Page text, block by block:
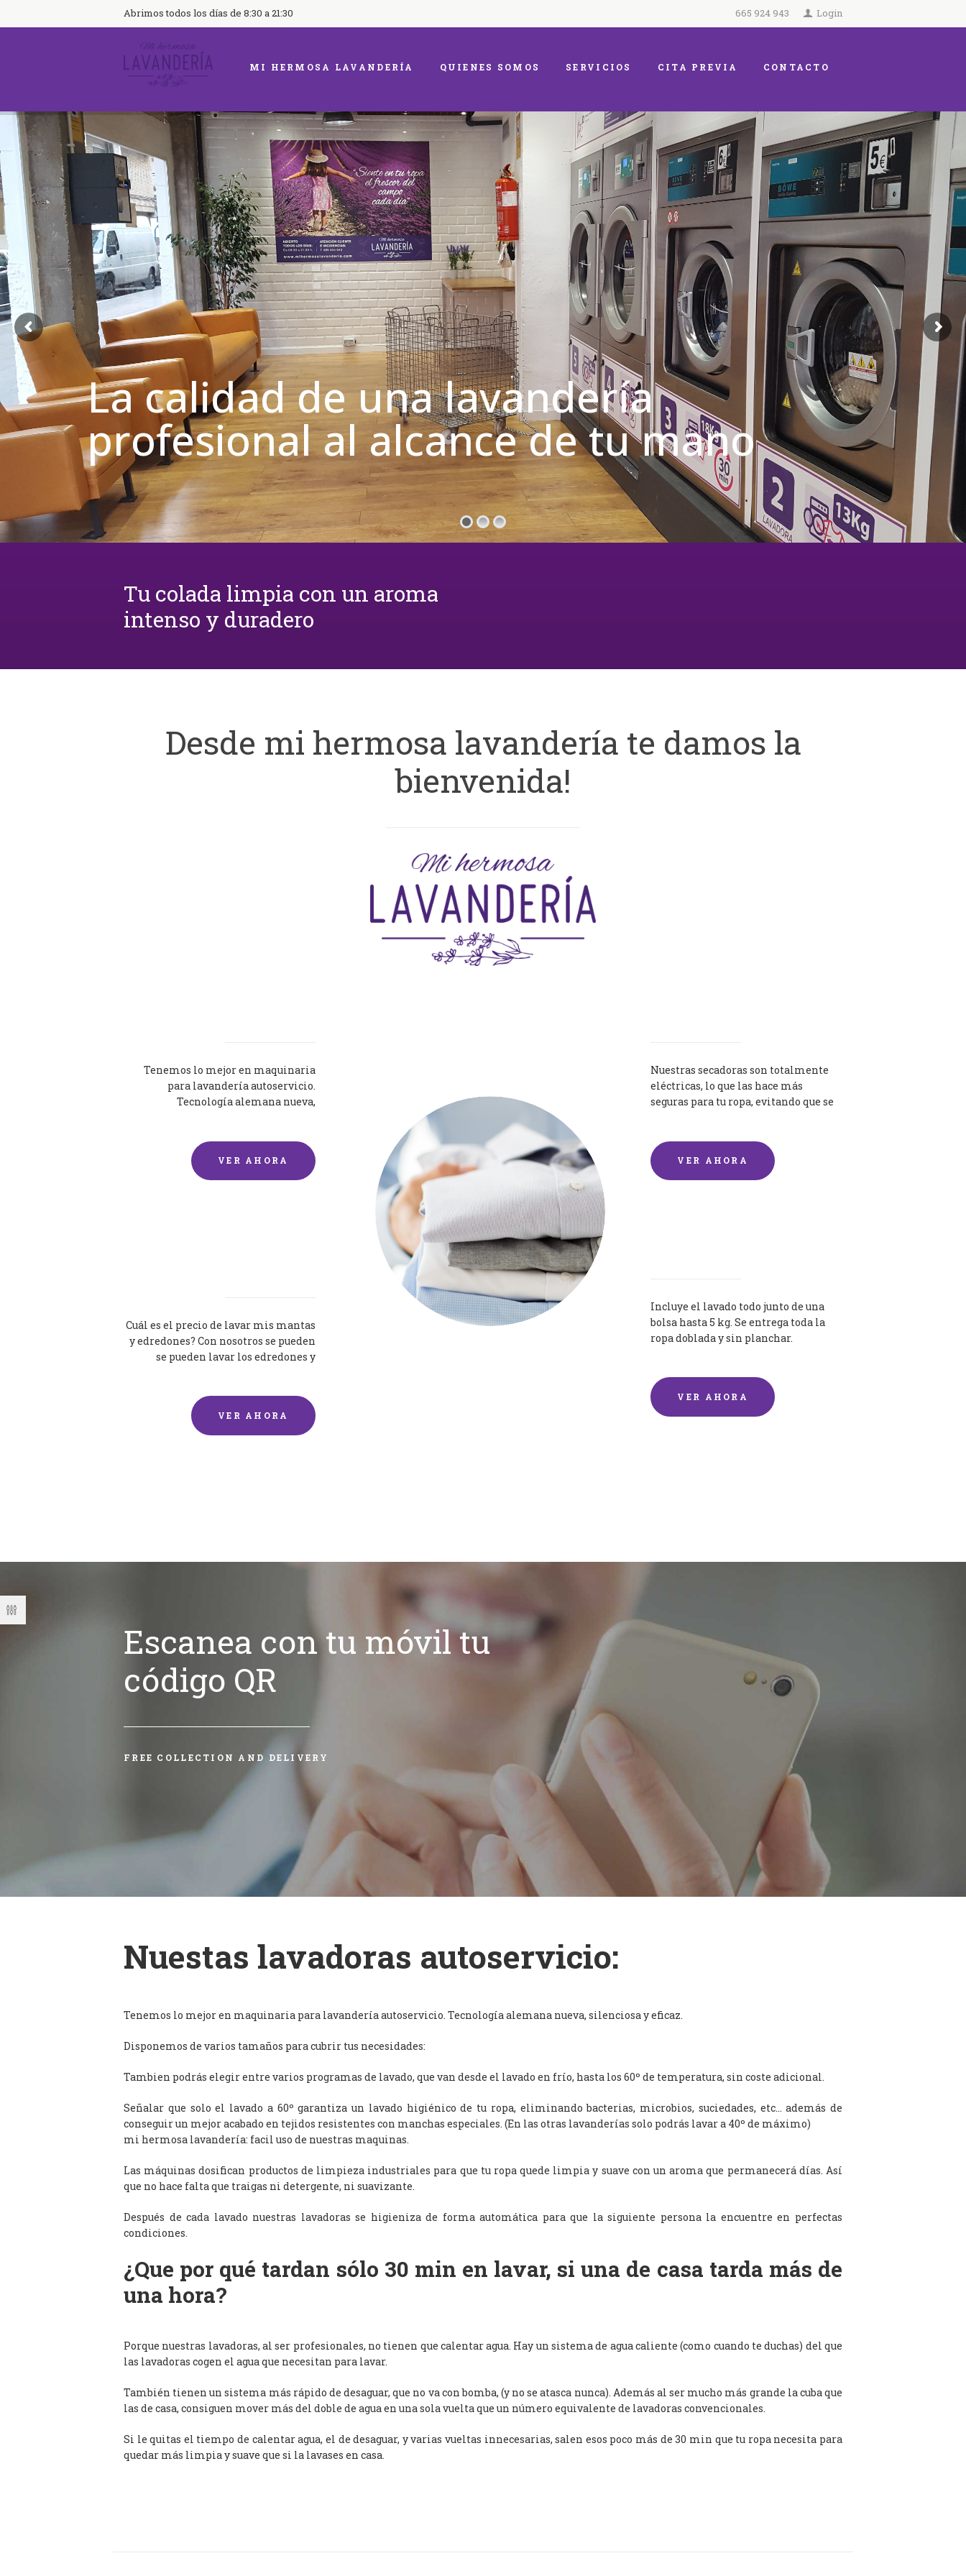
Abrimos todos los días de 8:30 a 21:30 665 924 943 Login
MI HERMOSA LAVANDERÍA QUIENES SOMOS SERVICIOS CITA PREVIA CONTACTO
La calidad de una lavandería
profesional al alcance de tu mano
Tu colada limpia con un aroma
intenso y duradero
Desde mi hermosa lavandería te damos la
bienvenida!
Tenemos lo mejor en maquinaria
para lavandería autoservicio.
Tecnología alemana nueva,
VER AHORA
Nuestras secadoras son totalmente
eléctricas, lo que las hace más
seguras para tu ropa, evitando que se
VER AHORA
Cuál es el precio de lavar mis mantas
y edredones? Con nosotros se pueden
se pueden lavar los edredones y
VER AHORA
Incluye el lavado todo junto de una
bolsa hasta 5 kg. Se entrega toda la
ropa doblada y sin planchar.
VER AHORA
Escanea con tu móvil tu
código QR
FREE COLLECTION AND DELIVERY
Nuestas lavadoras autoservicio:
Tenemos lo mejor en maquinaria para lavandería autoservicio. Tecnología alemana nueva, silenciosa y eficaz.
Disponemos de varios tamaños para cubrir tus necesidades:
Tambien podrás elegir entre varios programas de lavado, que van desde el lavado en frío, hasta los 60º de temperatura, sin coste adicional.
Señalar que solo el lavado a 60º garantiza un lavado higiénico de tu ropa, eliminando bacterias, microbios, suciedades, etc… además de
conseguir un mejor acabado en tejidos resistentes con manchas especiales. (En las otras lavanderías solo podrás lavar a 40º de máximo)
mi hermosa lavandería: facil uso de nuestras maquinas.
Las máquinas dosifican productos de limpieza industriales para que tu ropa quede limpia y suave con un aroma que permanecerá días. Así
que no hace falta que traigas ni detergente, ni suavizante.
Después de cada lavado nuestras lavadoras se higieniza de forma automática para que la siguiente persona la encuentre en perfectas
condiciones.
¿Que por qué tardan sólo 30 min en lavar, si una de casa tarda más de
una hora?
Porque nuestras lavadoras, al ser profesionales, no tienen que calentar agua. Hay un sistema de agua caliente (como cuando te duchas) del que
las lavadoras cogen el agua que necesitan para lavar.
También tienen un sistema más rápido de desaguar, que no va con bomba, (y no se atasca nunca). Además al ser mucho más grande la cuba que
las de casa, consiguen mover más del doble de agua en una sola vuelta que un número equivalente de lavadoras convencionales.
Si le quitas el tiempo de calentar agua, el de desaguar, y varias vueltas innecesarias, salen esos poco más de 30 min que tu ropa necesita para
quedar más limpia y suave que si la lavases en casa.